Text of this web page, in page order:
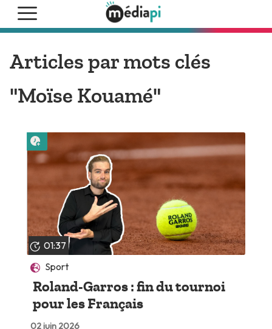
Articles par mots clés
"Moïse Kouamé"
01:37
Sport
Roland-Garros : fin du tournoi
pour les Français
02 juin 2026